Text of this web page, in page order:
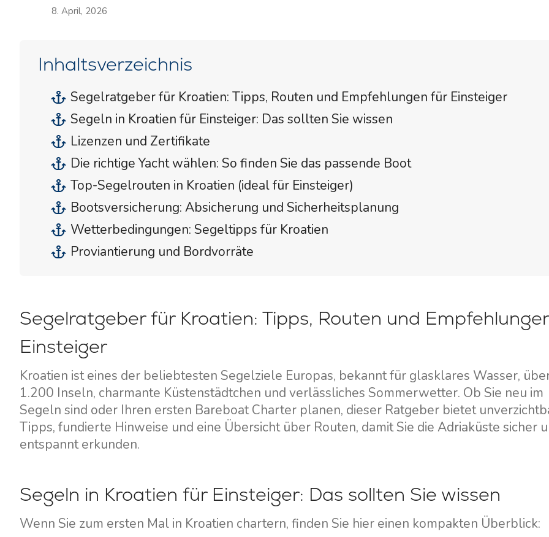
8. April, 2026
Inhaltsverzeichnis
Segelratgeber für Kroatien: Tipps, Routen und Empfehlungen für Einsteiger
Segeln in Kroatien für Einsteiger: Das sollten Sie wissen
Lizenzen und Zertifikate
Die richtige Yacht wählen: So finden Sie das passende Boot
Top-Segelrouten in Kroatien (ideal für Einsteiger)
Bootsversicherung: Absicherung und Sicherheitsplanung
Wetterbedingungen: Segeltipps für Kroatien
Proviantierung und Bordvorräte
Segelratgeber für Kroatien: Tipps, Routen und
Einsteiger
Kroatien ist eines der beliebtesten Segelziele Europas, bekannt für glasklares Wasser,
1.200 Inseln, charmante Küstenstädtchen und verlässliches Sommerwetter. Ob Sie neu im
Segeln sind oder Ihren ersten Bareboat Charter planen, dieser Ratgeber bietet
Tipps, fundierte Hinweise und eine Übersicht über Routen, damit Sie die Adriaküste sicher
entspannt erkunden.
Segeln in Kroatien für Einsteiger: Das sollten Sie wissen
Wenn Sie zum ersten Mal in Kroatien chartern, finden Sie hier einen kompakten Überblick: